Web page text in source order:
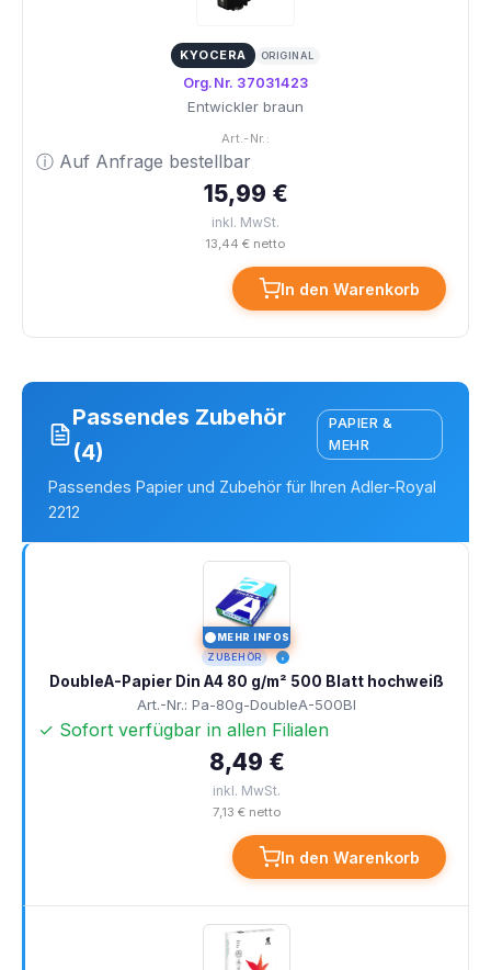
KYOCERA ORIGINAL
Org.Nr. 37031423
Entwickler braun
Art.-Nr.:
ⓘ Auf Anfrage bestellbar
15,99 €
inkl. MwSt.
13,44 € netto
In den Warenkorb
Passendes Zubehör
(4)
PAPIER &
MEHR
Passendes Papier und Zubehör für Ihren Adler-Royal
2212
MEHR INFOS
ZUBEHÖR
DoubleA-Papier Din A4 80 g/m² 500 Blatt hochweiß
Art.-Nr.: Pa-80g-DoubleA-500Bl
✓ Sofort verfügbar in allen Filialen
8,49 €
inkl. MwSt.
7,13 € netto
In den Warenkorb